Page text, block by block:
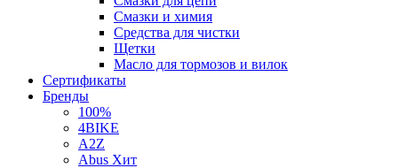
Смазки и химия
Средства для чистки
Щетки
Масло для тормозов и вилок
Сертификаты
Бренды
100%
4BIKE
A2Z
Abus Хит